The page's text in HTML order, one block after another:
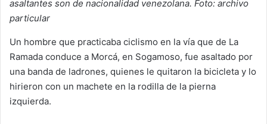
asaltantes son de nacionalidad venezolana. Foto: archivo
particular
Un hombre que practicaba ciclismo en la vía que de La
Ramada conduce a Morcá, en Sogamoso, fue asaltado por
una banda de ladrones, quienes le quitaron la bicicleta y lo
hirieron con un machete en la rodilla de la pierna
izquierda.